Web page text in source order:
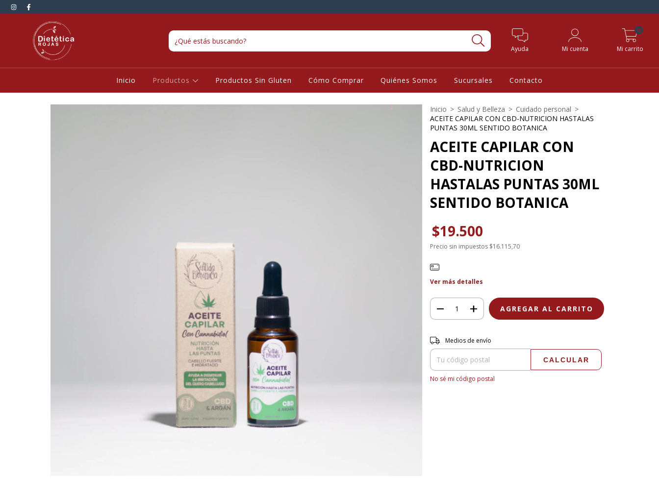
Ayuda Mi cuenta Mi carrito
0
Inicio Productos Productos Sin Gluten Cómo Comprar Quiénes Somos Sucursales Contacto
Inicio > Salud y Belleza > Cuidado personal >
ACEITE CAPILAR CON CBD-NUTRICION HASTALAS
PUNTAS 30ML SENTIDO BOTANICA
ACEITE CAPILAR CON
CBD-NUTRICION
HASTALAS PUNTAS 30ML
SENTIDO BOTANICA
$19.500
Precio sin impuestos $16.115,70
Ver más detalles
Entregas para el CP:
Medios de envío
CALCULAR
No sé mi código postal